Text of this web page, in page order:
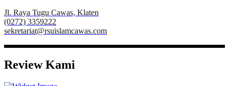
Jl. Raya Tugu Cawas, Klaten
(0272) 3359222
sekretariat@rsuislamcawas.com
Review Kami